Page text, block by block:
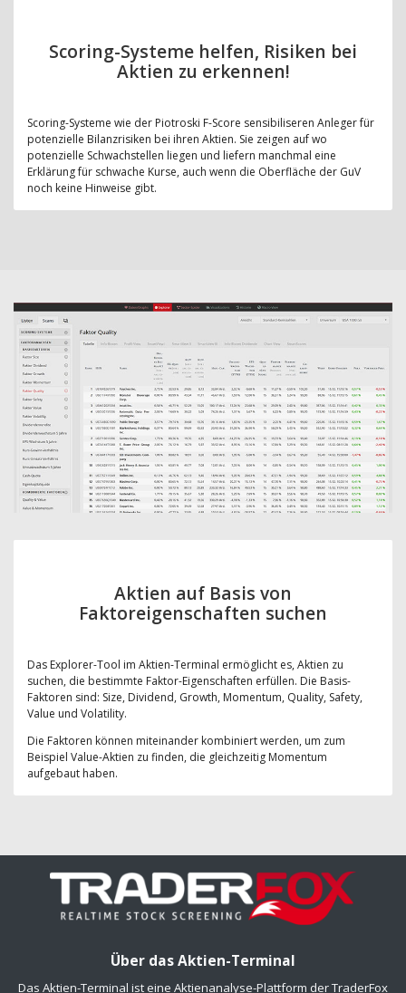
Scoring-Systeme helfen, Risiken bei
Aktien zu erkennen!
Scoring-Systeme wie der Piotroski F-Score sensibiliseren Anleger für
potenzielle Bilanzrisiken bei ihren Aktien. Sie zeigen auf wo
potenzielle Schwachstellen liegen und liefern manchmal eine
Erklärung für schwache Kurse, auch wenn die Oberfläche der GuV
noch keine Hinweise gibt.
Aktien auf Basis von
Faktoreigenschaften suchen
Das Explorer-Tool im Aktien-Terminal ermöglicht es, Aktien zu
suchen, die bestimmte Faktor-Eigenschaften erfüllen. Die Basis-
Faktoren sind: Size, Dividend, Growth, Momentum, Quality, Safety,
Value und Volatility.
Die Faktoren können miteinander kombiniert werden, um zum
Beispiel Value-Aktien zu finden, die gleichzeitig Momentum
aufgebaut haben.
Über das Aktien-Terminal
Das Aktien-Terminal ist eine Aktienanalyse-Plattform der TraderFox